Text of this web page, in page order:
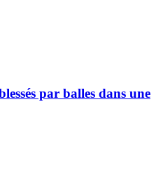
par balles dans une